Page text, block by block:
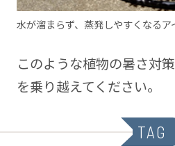
水が溜まらず、蒸発しやすくなるア
このような植物の暑さ対
を乗り越えてください。
TAG